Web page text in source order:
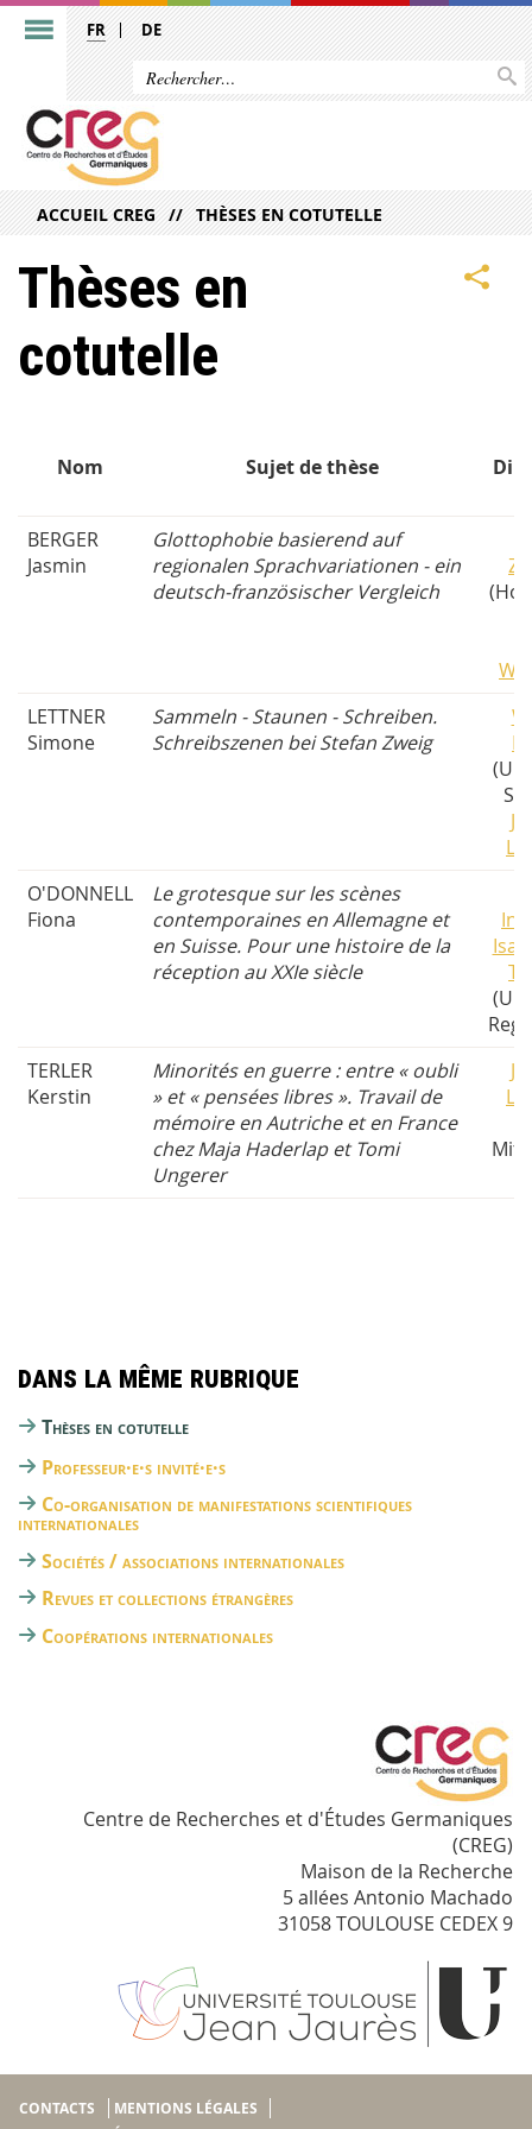
FR DE
ACCUEIL CREG THÈSES EN COTUTELLE
Thèses en
cotutelle
Nom Sujet de thèse
BERGER
Jasmin
Glottophobie basierend auf
regionalen Sprachvariationen - ein
deutsch-französischer Vergleich
LETTNER
Simone
Sammeln - Staunen - Schreiben.
Schreibszenen bei Stefan Zweig
O'DONNELL
Fiona
Le grotesque sur les scènes
contemporaines en Allemagne et
en Suisse. Pour une histoire de la
réception au XXIe siècle
TERLER
Kerstin
Minorités en guerre : entre « oubli
» et « pensées libres ». Travail de
mémoire en Autriche et en France
chez Maja Haderlap et Tomi
Ungerer
Dans la même rubrique
Thèses en cotutelle
Professeur·e·s invité·e·s
Co-organisation de manifestations scientifiques
internationales
Sociétés / associations internationales
Revues et collections étrangères
Coopérations internationales
Centre de Recherches et d'Études Germaniques
(CREG)
Maison de la Recherche
5 allées Antonio Machado
31058 TOULOUSE CEDEX 9
CONTACTS
MENTIONS LÉGALES